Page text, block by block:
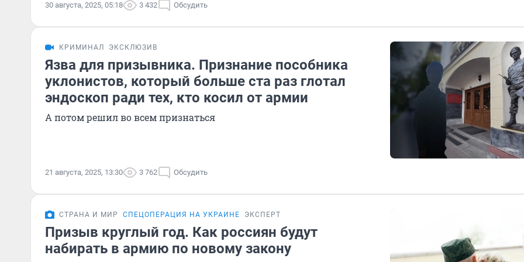
30 августа, 2025, 05:18 3 432 Обсудить
КРИМИНАЛ ЭКСКЛЮЗИВ
Язва для призывника. Признание пособника
уклонистов, который больше ста раз глотал
эндоскоп ради тех, кто косил от армии
А потом решил во всем признаться
21 августа, 2025, 13:30 3 762 Обсудить
СТРАНА И МИР СПЕЦОПЕРАЦИЯ НА УКРАИНЕ ЭКСПЕРТ
Призыв круглый год. Как россиян будут
набирать в армию по новому закону